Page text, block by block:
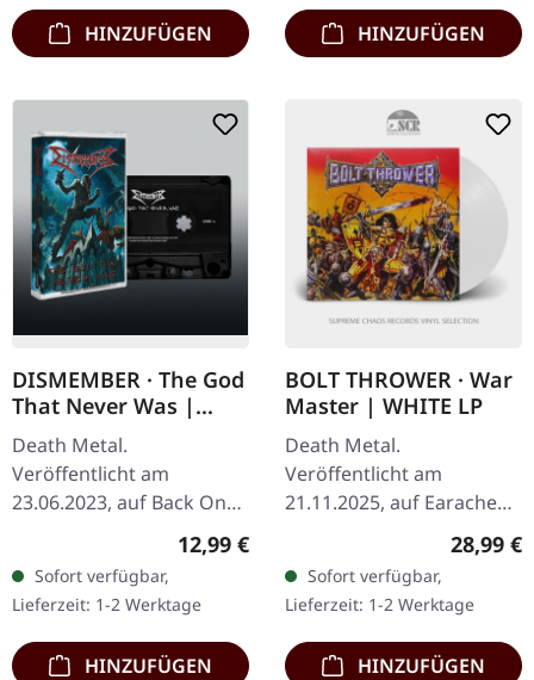
HINZUFÜGEN HINZUFÜGEN
DISMEMBER · The God
That Never Was |
BLACK TAPE
Death Metal.
Veröffentlicht am
23.06.2023, auf Back On
Black. Schwarze Musik-
schwedischen Death
Metal-Legenden
Dismember kehren mit…
Regulärer Preis:
12,99 €
Sofort verfügbar,
Lieferzeit: 1-2 Werktage
HINZUFÜGEN
BOLT THROWER · War
Master | WHITE LP
Death Metal.
Veröffentlicht am
21.11.2025, auf Earache
Records. Weißes Vinyl im
Gatefold-Cover. Plastic
Head Exklusiv-Edition.
Bolt Throwers zweites…
28,99 €
Sofort verfügbar,
Lieferzeit: 1-2 Werktage
HINZUFÜGEN